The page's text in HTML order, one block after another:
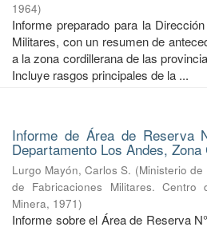
1964)
Informe preparado para la
Militares, con un resumen de
a la zona cordillerana de las
Incluye rasgos principales de la ...
Informe de Área de Reserva
Departamento Los Andes, Zona
Lurgo Mayón, Carlos S. (Ministerio
de Fabricaciones Militares. Centro
Minera, 1971)
Informe sobre el Área de Reserva